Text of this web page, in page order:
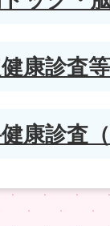
康診査
康診査